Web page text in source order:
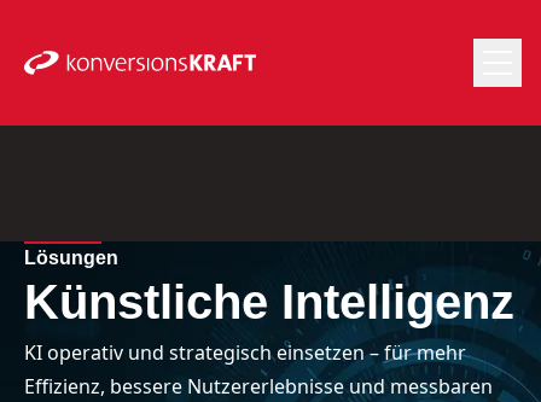
Lösungen
Künstliche Intelligenz
KI operativ und strategisch einsetzen – für mehr
Effizienz, bessere Nutzererlebnisse und messbaren